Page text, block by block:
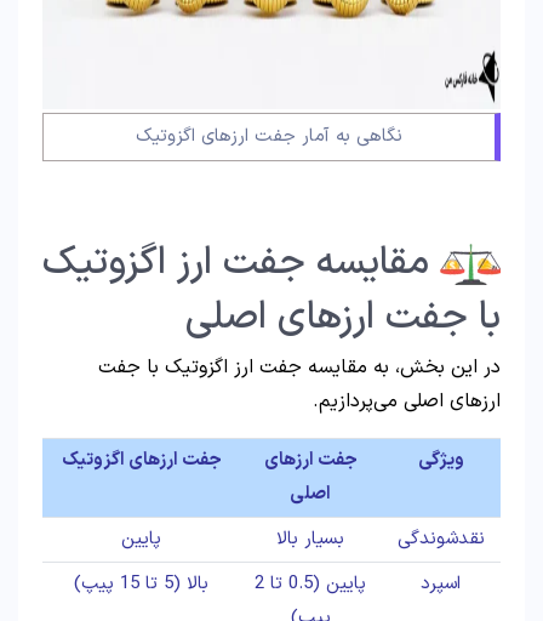
نگاهی به آمار جفت ارزهای اگزوتیک
مقایسه جفت ارز اگزوتیک
با جفت ارزهای اصلی
در این بخش، به مقایسه جفت ارز اگزوتیک با جفت
ارزهای اصلی می‌پردازیم.
ویژگی
جفت ارزهای
اصلی
جفت ارزهای اگزوتیک
نقدشوندگی بسیار بالا
پایین
اسپرد
پایین (0.5 تا 2
بالا (5 تا 15 پیپ)